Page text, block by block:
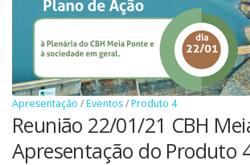
OUVIDORIA CONTATO
Apresentação /Eventos/Produto 4
Reunião 22/01/21 CBH
Apresentação do Produto